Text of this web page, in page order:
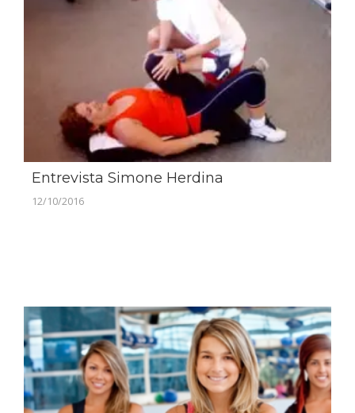
Entrevista Simone Herdina
12/10/2016